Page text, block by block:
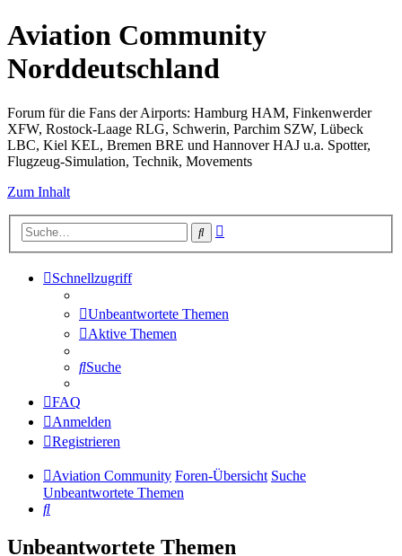
Aviation Community
Norddeutschland
Forum für die Fans der Airports: Hamburg HAM, Finkenwerder
XFW, Rostock-Laage RLG, Schwerin, Parchim SZW, Lübeck
LBC, Kiel KEL, Bremen BRE und Hannover HAJ u.a. Spotter,
Flugzeug-Simulation, Technik, Movements
Zum Inhalt
Suche
Schnellzugriff
Unbeantwortete Themen
Aktive Themen
Suche
FAQ
Anmelden
Registrieren
Aviation Community Foren-Übersicht Suche
Unbeantwortete Themen
Suche
Unbeantwortete Themen